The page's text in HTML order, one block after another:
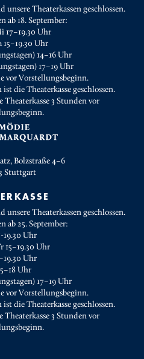
Theaterkassen geschlossen.
ab 18. September:
17–19.30 Uhr
15–19.30 Uhr
14–16 Uhr
17–19 Uhr
vor Vorstellungsbeginn.
die Theaterkasse geschlossen.
3 Stunden vor
Bolzstraße 4–6
Stuttgart
Theaterkassen geschlossen.
ab 25. September:
19.30 Uhr
15–19.30 Uhr
Uhr
Uhr
17–19 Uhr
vor Vorstellungsbeginn.
die Theaterkasse geschlossen.
3 Stunden vor